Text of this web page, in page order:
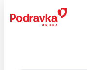
content